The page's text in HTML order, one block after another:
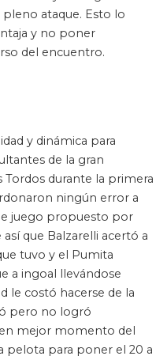
ataque. Esto lo
y no poner
del encuentro.
y dinámica para
de la gran
durante la primera
ningún error a
juego propuesto por
que Balzarelli acertó a
tuvo y el Pumita
a ingoal llevándose
le costó hacerse de la
pero no logró
mejor momento del
pelota para poner el 20 a